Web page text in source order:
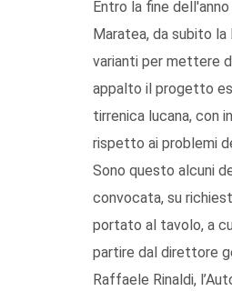
Entro la fine
Maratea, da subito la
varianti per mettere
appalto il progetto
tirrenica lucana, con
rispetto ai problemi
Sono questo alcuni
convocata, su
portato al tavolo, a
partire dal direttore
Raffaele Rinaldi,